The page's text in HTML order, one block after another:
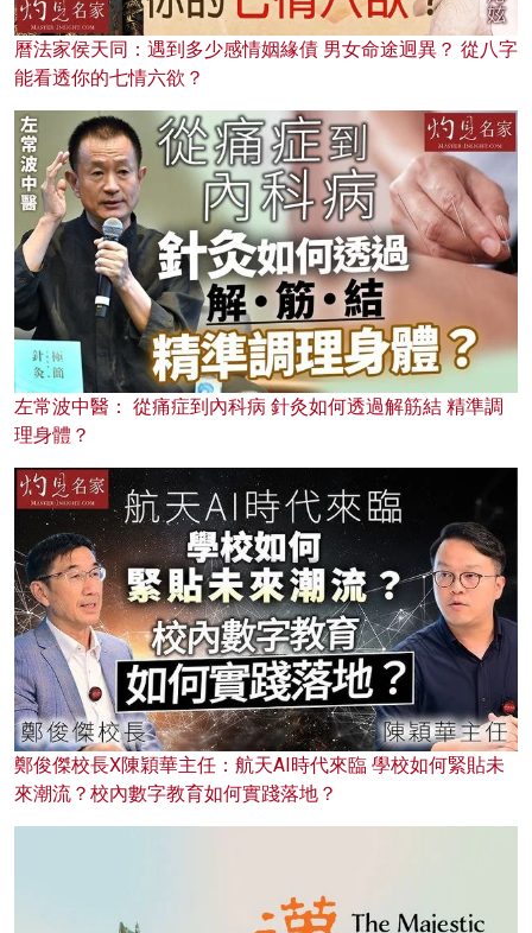
曆法家侯天同：遇到多少感情姻緣債 男女命途迥異？ 從八字
能看透你的七情六欲？
左常波中醫： 從痛症到內科病 針灸如何透過解筋結 精準調
理身體？
鄭俊傑校長X陳穎華主任：航天AI時代來臨 學校如何緊貼未
來潮流？校內數字教育如何實踐落地？